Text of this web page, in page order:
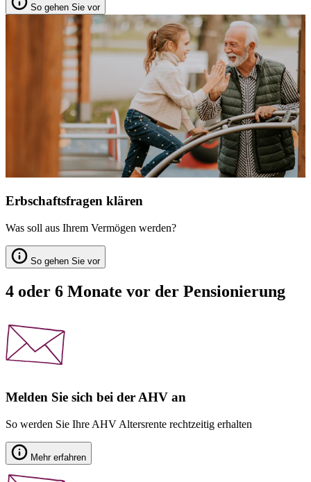
So gehen Sie vor
Erbschaftsfragen klären
Was soll aus Ihrem Vermögen werden?
So gehen Sie vor
4 oder 6 Monate vor der Pensionierung
Melden Sie sich bei der AHV an
So werden Sie Ihre AHV Altersrente rechtzeitig erhalten
Mehr erfahren